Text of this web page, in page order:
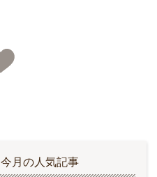
今月の人気記事